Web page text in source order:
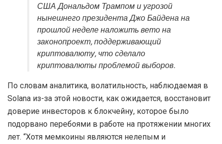
США Дональдом Трампом и угрозой
нынешнего президента Джо Байдена на
прошлой неделе наложить вето на
законопроект, поддерживающий
криптовалюту, что сделало
криптовалюты проблемой выборов.
По словам аналитика, волатильность, наблюдаемая в
Solana из-за этой новости, как ожидается, восстановит
доверие инвесторов к блокчейну, которое было
подорвано перебоями в работе на протяжении многих
лет. “Хотя мемкоины являются нелепым и